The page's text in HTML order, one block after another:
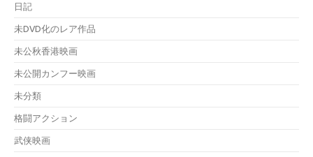
日記
未DVD化のレア作品
未公秋香港映画
未公開カンフー映画
未分類
格闘アクション
武侠映画